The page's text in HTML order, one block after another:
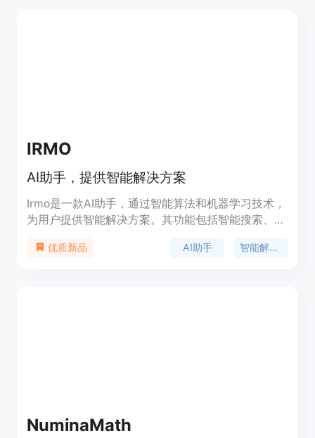
IRMO
AI助手，提供智能解决方案
Irmo是一款AI助手，通过智能算法和机器学习技术，
为用户提供智能解决方案。其功能包括智能搜索、语
推荐和个性化定制服务。Irmo的定价根据不同用户需
优质新品 AI助手 智能解决方案
NuminaMath